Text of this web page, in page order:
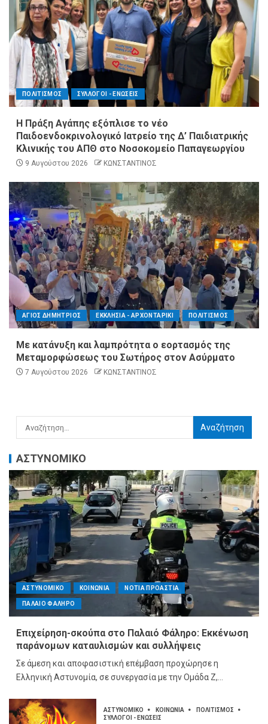
ΠΟΛΙΤΙΣΜΟΣ ΣΥΛΛΟΓΟΙ - ΕΝΩΣΕΙΣ
Η Πράξη Αγάπης εξόπλισε το νέο
Παιδοενδοκρινολογικό Ιατρείο της Δ’ Παιδιατρικής
Κλινικής του ΑΠΘ στο Νοσοκομείο Παπαγεωργίου
9 Αυγούστου 2026 ΚΩΝΣΤΑΝΤΙΝΟΣ
ΑΓΙΟΣ ΔΗΜΗΤΡΙΟΣ ΕΚΚΛΗΣΙΑ - ΑΡΧΟΝΤΑΡΙΚΙ ΠΟΛΙΤΙΣΜΟΣ
Με κατάνυξη και λαμπρότητα ο εορτασμός της
Μεταμορφώσεως του Σωτήρος στον Ασύρματο
7 Αυγούστου 2026 ΚΩΝΣΤΑΝΤΙΝΟΣ
ΑΣΤΥΝΟΜΙΚΟ
ΑΣΤΥΝΟΜΙΚΟ ΚΟΙΝΩΝΙΑ ΝΟΤΙΑ ΠΡΟΑΣΤΙΑ
ΠΑΛΑΙΟ ΦΑΛΗΡΟ
Επιχείρηση-σκούπα στο Παλαιό Φάληρο: Εκκένωση
παράνομων καταυλισμών και συλλήψεις
Σε άμεση και αποφασιστική επέμβαση προχώρησε η
Ελληνική Αστυνομία, σε συνεργασία με την Ομάδα Ζ,...
ΑΣΤΥΝΟΜΙΚΟ ΚΟΙΝΩΝΙΑ
ΠΟΛΙΤΙΣΜΟΣ
ΣΥΛΛΟΓΟΙ - ΕΝΩΣΕΙΣ